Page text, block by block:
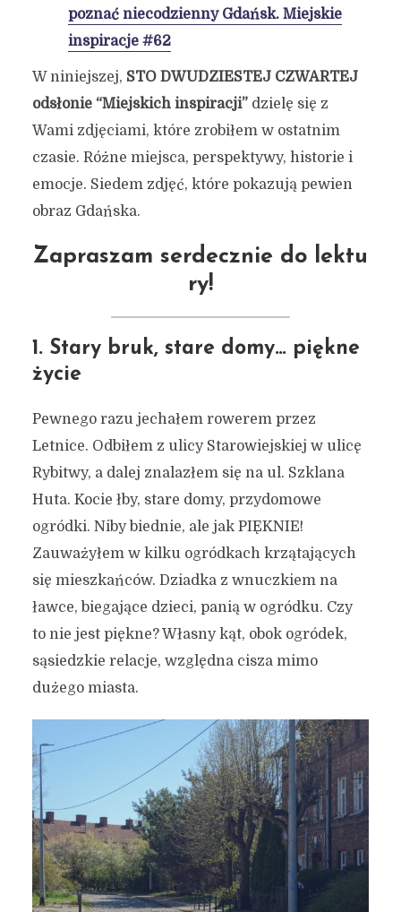
poznać niecodzienny Gdańsk. Miejskie
inspiracje #62
W niniejszej, STO DWUDZIESTEJ CZWARTEJ
odsłonie “Miejskich inspiracji”dzielę się z
Wami zdjęciami, które zrobiłem w ostatnim
czasie. Różne miejsca, perspektywy, historie i
emocje. Siedem zdjęć, które pokazują pewien
obraz Gdańska.
Zapraszam serdecznie do lektu
ry!
1. Stary bruk, stare domy… piękne
życie
Pewnego razu jechałem rowerem przez
Letnice. Odbiłem z ulicy Starowiejskiej w ulicę
Rybitwy, a dalej znalazłem się na ul. Szklana
Huta. Kocie łby, stare domy, przydomowe
ogródki. Niby biednie, ale jak PIĘKNIE!
Zauważyłem w kilku ogródkach krzątających
się mieszkańców. Dziadka z wnuczkiem na
ławce, biegające dzieci, panią w ogródku. Czy
to nie jest piękne? Własny kąt, obok ogródek,
sąsiedzkie relacje, względna cisza mimo
dużego miasta.